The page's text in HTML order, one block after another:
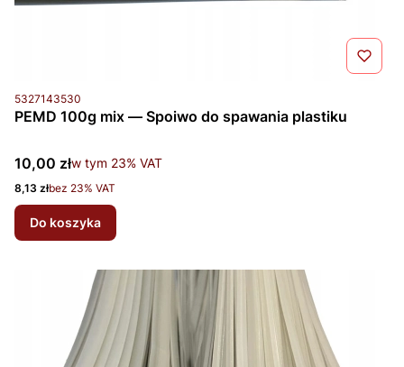
Kod produktu
5327143530
PEMD 100g mix — Spoiwo do spawania plastiku
Cena brutto
10,00 złw tym %s VAT
w tym 23% VAT
Cena netto
8,13 złbez 23% VAT
Do koszyka